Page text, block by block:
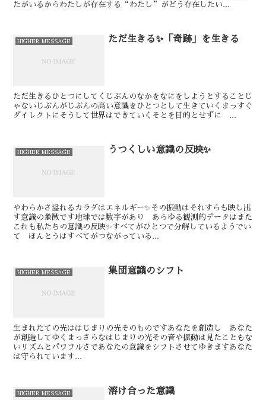
たがいるからわたしが存在する“わたし”がどう存在したい...
HIGHER MESSAGE ただ生きる✨「奇跡」を生きる
ただ生きる⁡⁡ひとつにしてくじぶんのなかを⁡⁡⁡⁡なにをしようとすることじ
ゃない⁡⁡⁡⁡⁡⁡じぶんがじぶんの高い意識をひとつとして生きていく⁡⁡⁡⁡まっすぐ
ダイレクトに⁡⁡⁡⁡⁡⁡そうして世界はできていく⁡⁡⁡⁡⁡⁡⁡そとを目的とせずに ...
HIGHER MESSAGE うつくしい意識の反映✨
やわらかさ溢れるカラダはエネルギー✨⁡⁡その振動はそれすらも映し出
す意識の象徴です⁡⁡⁡地球では数字があり あらゆる観測的データはまた
これも私たちの意識の反映✨⁡⁡すべてがひとつで分解しているようでい
て ほんとうはすべてがつながっている⁡...
HIGHER MESSAGE 集団意識のシフト
生まれたての光は⁡⁡はじまりの光そのものです⁡⁡⁡あなたを創造し あなた
が創造してゆくまっさらなはじまりの光⁡⁡⁡⁡その音や振動は見たこともな
いリズムとパワフルさであなたの意識をシフトさせてゆきます⁡⁡⁡⁡あなた
は守られています⁡...
HIGHER MESSAGE 溶け合った意識